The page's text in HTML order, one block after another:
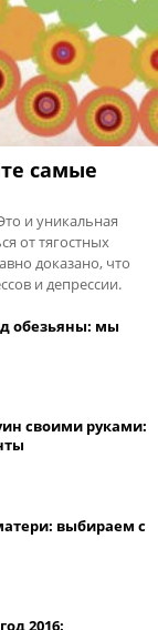
самые
и уникальная
от тягостных
доказано, что
и депрессии.
обезьяны: мы
своими руками:
выбираем с
2016: